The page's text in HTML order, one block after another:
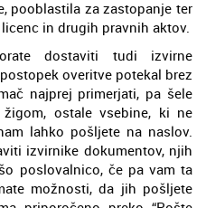
pooblastila za zastopanje ter
in drugih pravnih aktov.
dostaviti tudi izvirne
overitve potekal brez
najprej primerjati, pa šele
ostale vsebine, ki ne
lahko pošljete na naslov.
izvirnike dokumentov, njih
poslovalnico, če pa vam ta
možnosti, da jih pošljete